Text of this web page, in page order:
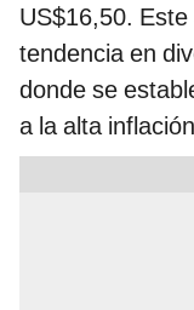
US$16,50.
tendencia en
donde se
a la alta